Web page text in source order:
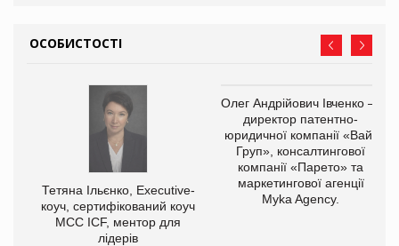
ОСОБИСТОСТІ
Тетяна Ільєнко, Executive-
коуч, сертифікований коуч
МСС ICF, ментор для
лідерів
Олег Андрійович Івченко —
директор патентно-
юридичної компанії «Вайз
Груп», консалтингової
компанії «Парето» та
маркетингової агенції
Myka Agency.